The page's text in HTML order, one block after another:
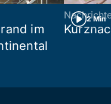
im
2 Min